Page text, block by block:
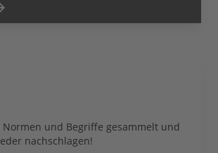
und Begriffe gesammelt und
nachschlagen!